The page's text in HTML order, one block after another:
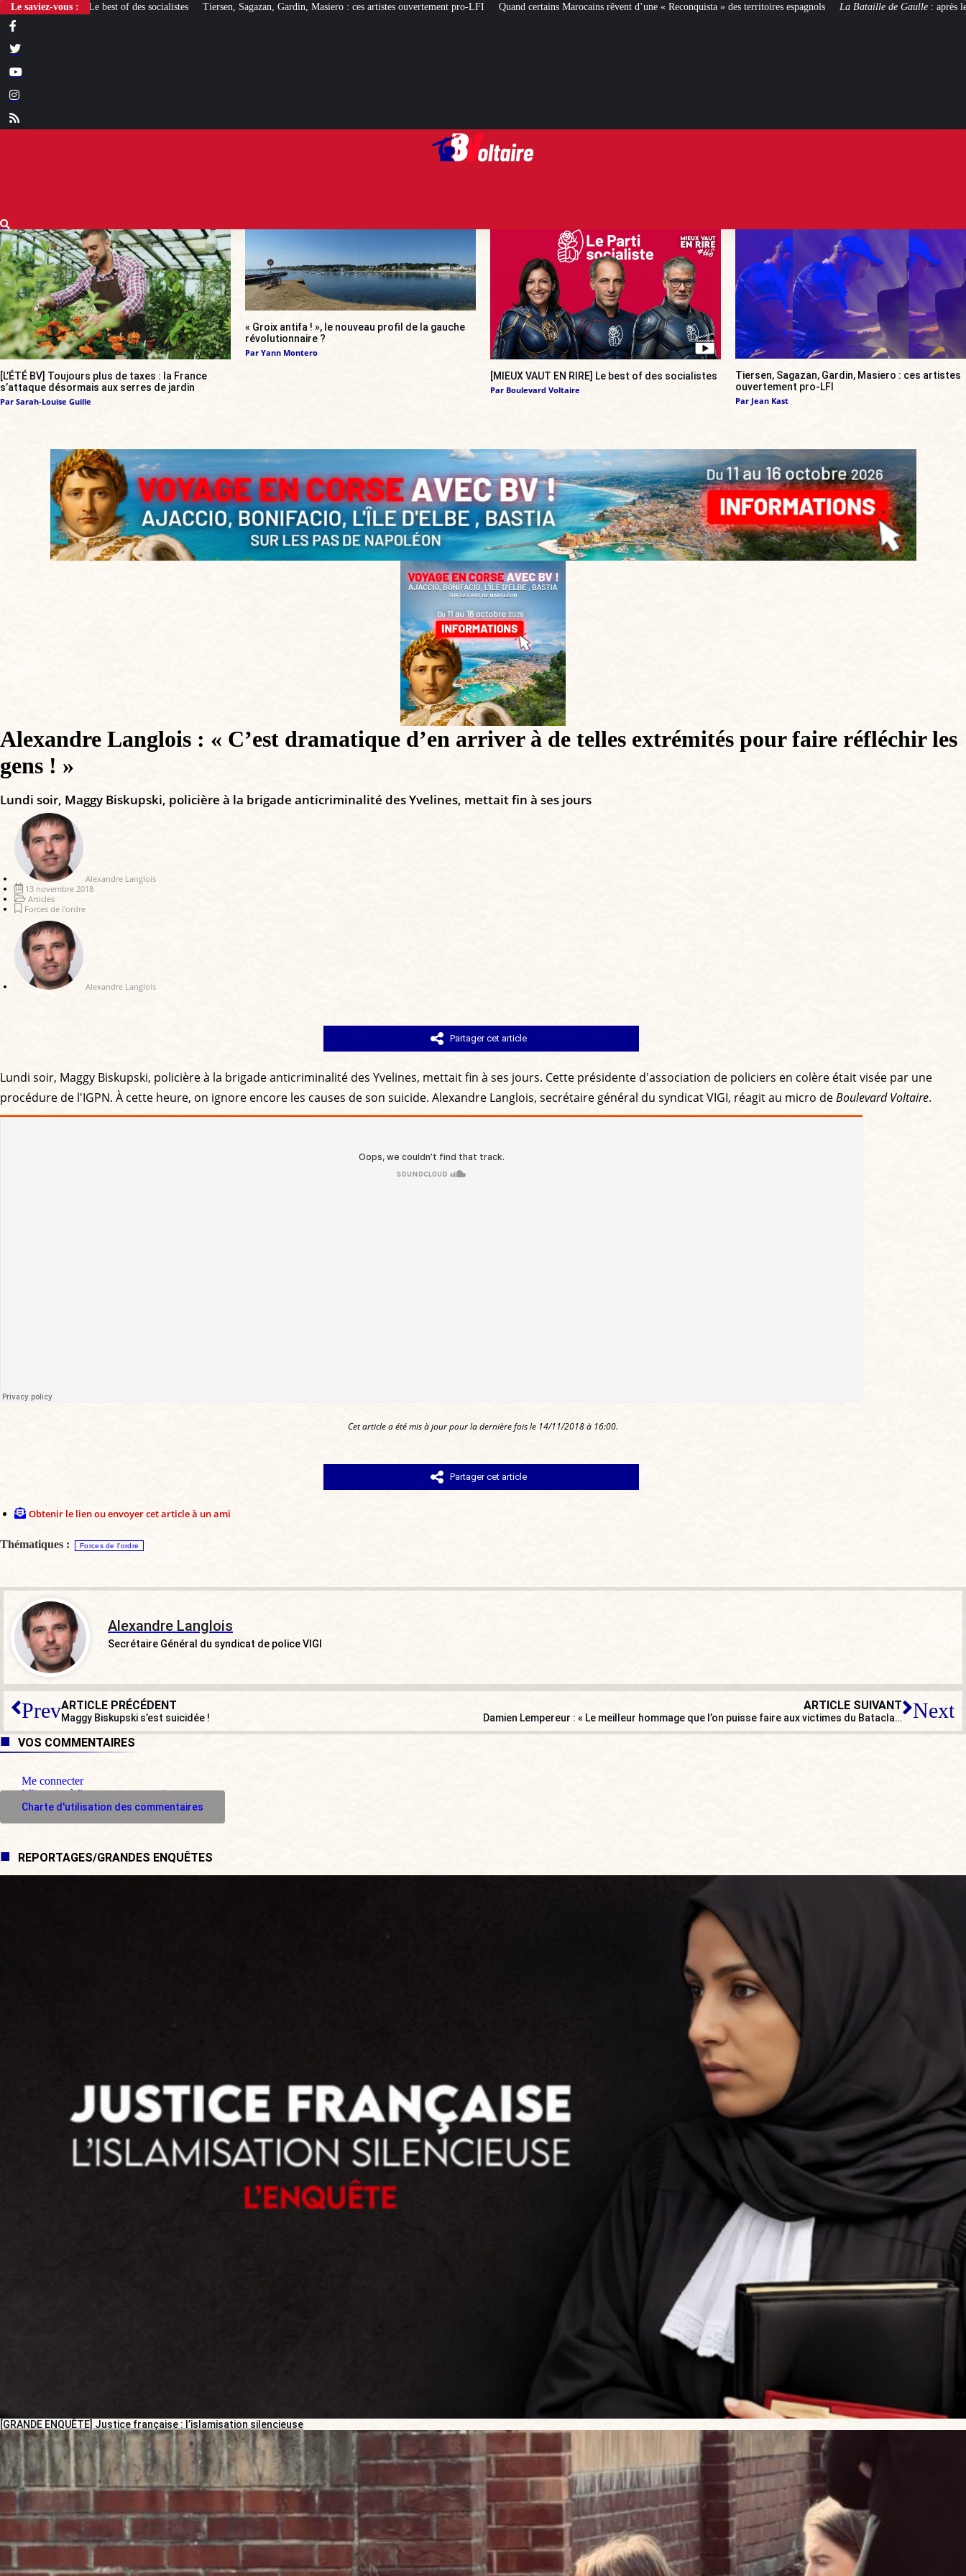
Le saviez-vous : Tiersen, Sagazan, Gardin, Masiero : ces artistes ouvertement pro-LFI Quand certains Marocains rêvent d’une « Reconquista » des territoires espagnols La Bataille de Gaulle: après le film, les livres !
[L’ÉTÉ BV] Toujours plus de taxes : la France
s’attaque désormais aux serres de jardin
Par Sarah-Louise Guille
« Groix antifa ! », le nouveau profil de la gauche
révolutionnaire ?
Par Yann Montero
[MIEUX VAUT EN RIRE] Le best of des socialistes
Par Boulevard Voltaire
Tiersen, Sagazan, Gardin, Masiero : ces artistes
ouvertement pro-LFI
Par Jean Kast
Alexandre Langlois : « C’est dramatique d’en arriver à de telles extrémités pour faire réfléchir les
gens ! »
Lundi soir, Maggy Biskupski, policière à la brigade anticriminalité des Yvelines, mettait fin à ses jours
Alexandre Langlois
13 novembre 2018
Articles
Forces de l'ordre
Alexandre Langlois
Partager cet article
Lundi soir, Maggy Biskupski, policière à la brigade anticriminalité des Yvelines, mettait fin à ses jours. Cette présidente d'association de policiers en colère était visée par une
procédure de l'IGPN. À cette heure, on ignore encore les causes de son suicide. Alexandre Langlois, secrétaire général du syndicat VIGI, réagit au micro deBoulevard Voltaire.
Cet article a été mis à jour pour la dernière fois le 14/11/2018 à 16:00.
Partager cet article
Obtenir le lien ou envoyer cet article à un ami
Thématiques : Forces de l'ordre
Alexandre Langlois
Secrétaire Général du syndicat de police VIGI
PrevARTICLE PRÉCÉDENT
Maggy Biskupski s’est suicidée !
ARTICLE SUIVANT
Damien Lempereur : « Le meilleur hommage que l’on puisse faire aux victimes du Bataclan, c’est d’apporter des solutions… » Next
VOS COMMENTAIRES
Me connecter
M'inscrire à l'espace commentaire
Charte d'utilisation des commentaires
REPORTAGES/GRANDES ENQUÊTES
[GRANDE ENQUÊTE] Justice française : l’islamisation silencieuse